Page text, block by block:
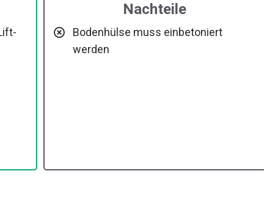
Nachteile
Bodenhülse muss einbetoniert
werden